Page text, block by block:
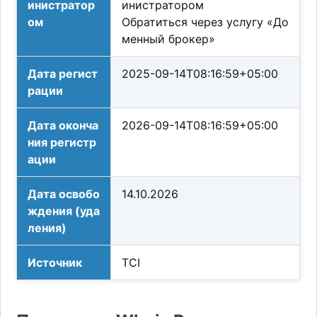
инистратор
ом
инистратором
Обратиться через услугу «До
менный брокер»
Дата регист
рации
2025-09-14T08:16:59+05:00
Дата оконча
ния регистр
ации
2026-09-14T08:16:59+05:00
Дата освобо
ждения (уда
ления)
14.10.2026
Источник TCI